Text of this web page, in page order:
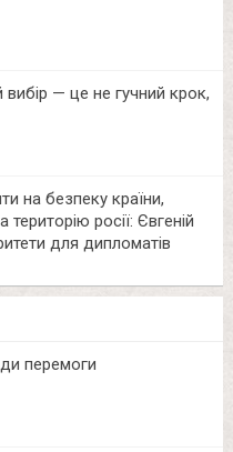
вибір — це не гучний крок,
на безпеку країни,
територію росії: Євгеній
для дипломатів
перемоги